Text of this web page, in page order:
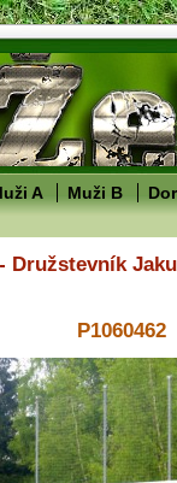
A Muži B
Družstevník
P1060462